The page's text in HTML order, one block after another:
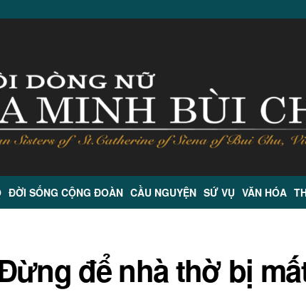
ĐỜI SỐNG CỘNG ĐOÀN CẦU NGUYỆN SỨ VỤ VĂN HÓA
để nhà thờ bị